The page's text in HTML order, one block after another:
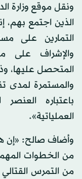
ونقل موقع وزارة
الذين اجتمع
التمارين على
والإشراف على
المتحصل عليها،
والمستمرة لمدى
باعتباره
العملياتية».
وأضاف صالح: «إن
من الخطوات
من التمرس